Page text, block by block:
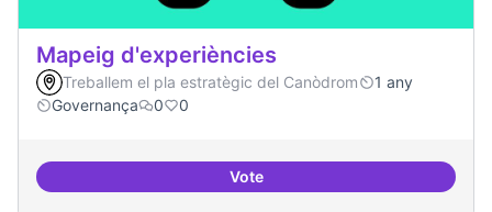
Mapeig d'experiències
Treballem el pla estratègic del Canòdrom
1 any
Governança
0 0
VoteMapeig d'experiències